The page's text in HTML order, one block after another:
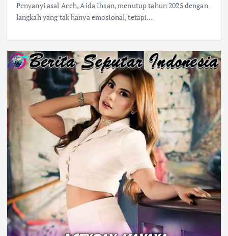
Penyanyi asal Aceh, Aida Ihsan, menutup tahun 2025 dengan
langkah yang tak hanya emosional, tetapi…